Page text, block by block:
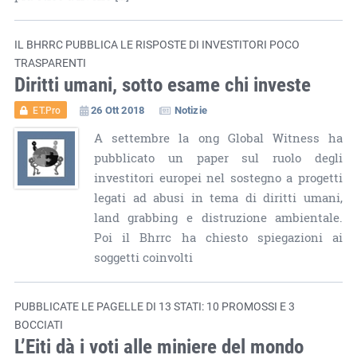
IL BHRRC PUBBLICA LE RISPOSTE DI INVESTITORI POCO
TRASPARENTI
Diritti umani, sotto esame chi investe
ET.Pro 26 Ott 2018 Notizie
A settembre la ong Global Witness ha
pubblicato un paper sul ruolo degli
investitori europei nel sostegno a progetti
legati ad abusi in tema di diritti umani,
land grabbing e distruzione ambientale.
Poi il Bhrrc ha chiesto spiegazioni ai
soggetti coinvolti
PUBBLICATE LE PAGELLE DI 13 STATI: 10 PROMOSSI E 3
BOCCIATI
L’Eiti dà i voti alle miniere del mondo